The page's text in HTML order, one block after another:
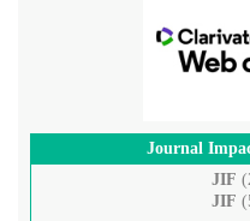
Journal
JIF
JIF